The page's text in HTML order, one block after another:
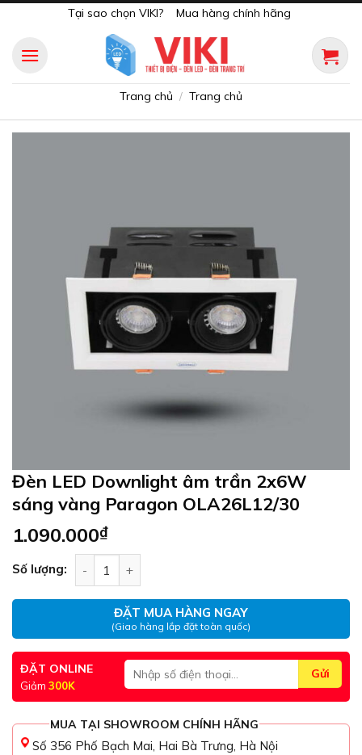
content
Tại sao chọn VIKI? Mua hàng chính hãng
Trang chủ / Trang chủ
Đèn LED Downlight âm trần 2x6W
sáng vàng Paragon OLA26L12/30
1.090.000₫
Số lượng:
ĐẶT MUA HÀNG NGAY
(Giao hàng lắp đặt toàn quốc)
ĐẶT ONLINE
Giảm 300K
MUA TẠI SHOWROOM CHÍNH HÃNG
Số 356 Phố Bạch Mai, Hai Bà Trưng, Hà Nội